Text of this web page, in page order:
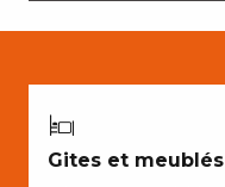
Gites et meublés